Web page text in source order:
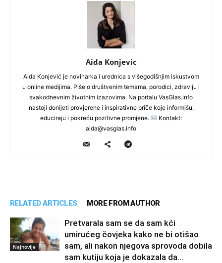
Aida Konjevic
Aida Konjević je novinarka i urednica s višegodišnjim iskustvom
u online medijima. Piše o društvenim temama, porodici, zdravlju i
svakodnevnim životnim izazovima. Na portalu VasGlas.info
nastoji donijeti provjerene i inspirativne priče koje informišu,
educiraju i pokreću pozitivne promjene.
Kontakt:
aida@vasglas.info
RELATED ARTICLES MORE FROM AUTHOR
Najnovije
Pretvarala sam se da sam kći
umirućeg čovjeka kako ne bi otišao
sam, ali nakon njegova sprovoda dobila
sam kutiju koja je dokazala da...